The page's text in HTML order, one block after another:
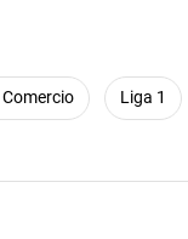
Liga 1